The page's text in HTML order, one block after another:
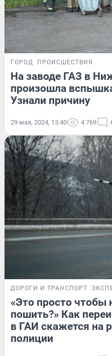
ГОРОД ПРОИСШЕСТВИЯ
На заводе ГАЗ в
произошла
Узнали причину
29 мая, 2024, 13:40 4 769
ДОРОГИ И ТРАНСПОРТ
«Это просто
пошить?» Как
в ГАИ скажется на
полиции